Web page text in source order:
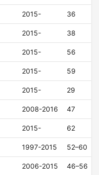
2015- 36
2015- 38
2015- 56
2015- 59
2015- 29
2008-2016 47
2015- 62
1997-2015 52–60
2006-2015 46–56